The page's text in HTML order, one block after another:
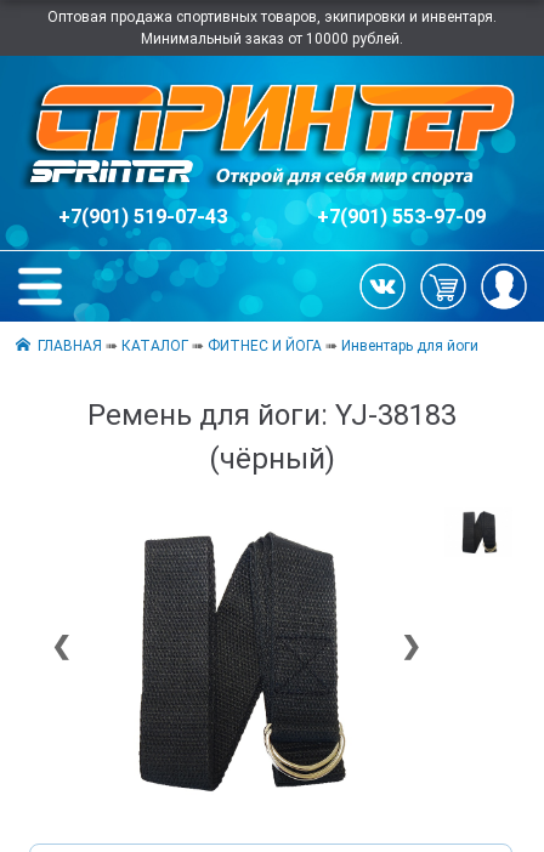
Оптовая продажа спортивных товаров, экипировки и инвентаря.
Минимальный заказ от 10000 рублей.
+7(901) 519-07-43 +7(901) 553-97-09
ГЛАВНАЯ ➠КАТАЛОГ ➠ ФИТНЕС И ЙОГА ➠Инвентарь для йоги
Ремень для йоги: YJ-38183
(чёрный)
❮ ❯